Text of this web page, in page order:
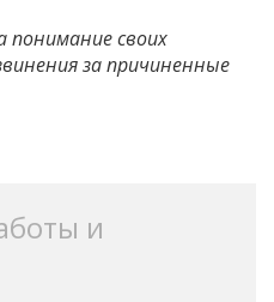
понимание своих
за причиненные
и